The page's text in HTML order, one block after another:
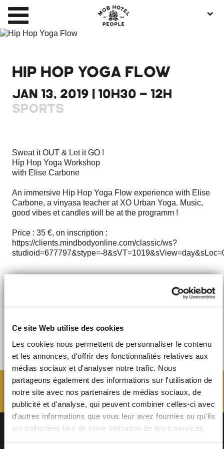
Ce site Web utilise des cookies
Les cookies nous permettent de personnaliser le contenu
et les annonces, d'offrir des fonctionnalités relatives aux
médias sociaux et d'analyser notre trafic. Nous
partageons également des informations sur l'utilisation de
notre site avec nos partenaires de médias sociaux, de
publicité et d'analyse, qui peuvent combiner celles-ci avec
d'autres informations que vous leur avez fournies ou qu'ils
ont collectées lors de votre utilisation de leurs services.
HIP HOP YOGA FLOW
JAN 13, 2019 | 10H30 - 12H
SPORTS
Sweat it OUT & Let it GO !
Hip Hop Yoga Workshop
with Elise Carbone
An immersive Hip Hop Yoga Flow experience with Elise
Carbone, a vinyasa teacher at XO Urban Yoga. Music,
good vibes et candles will be at the programm !
Price : 35 €, on inscription :
https://clients.mindbodyonline.com/classic/ws?
studioid=677797&stype=-